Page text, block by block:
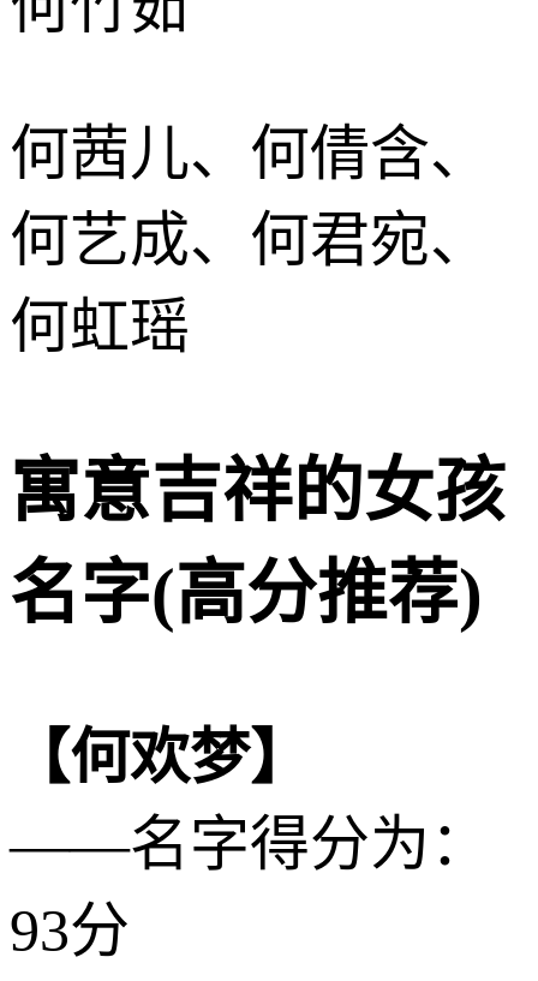
何茜儿、何倩含、
何艺成、何君宛、
何虹瑶
寓意吉祥的女孩
名字(高分推荐)
【何欢梦】
——名字得分为：
93分